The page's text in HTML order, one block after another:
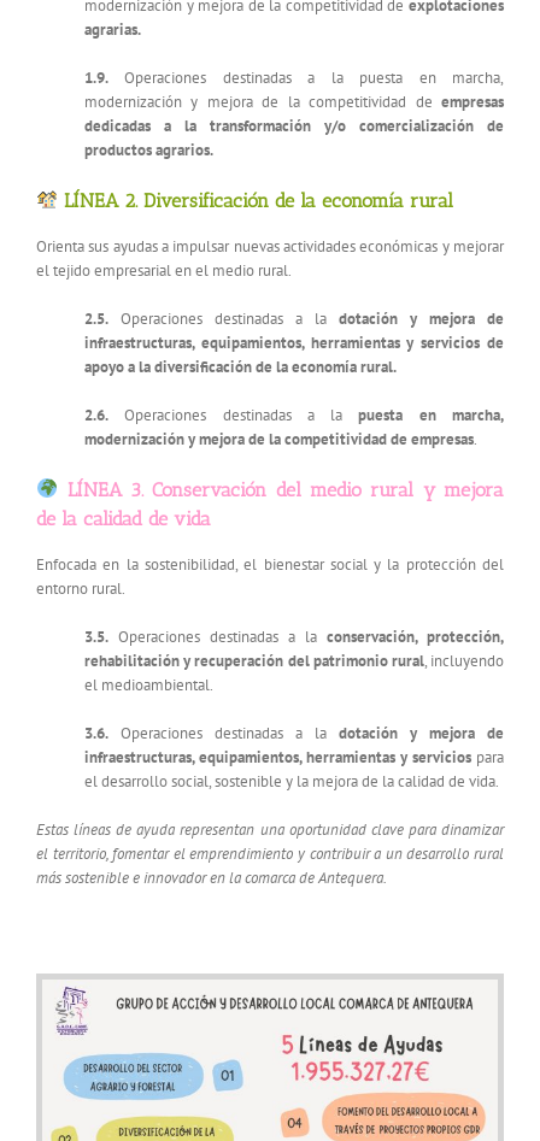
modernización y mejora de la competitividad de explotaciones
agrarias.
1.9. Operaciones destinadas a la puesta en marcha,
modernización y mejora de la competitividad de empresas
dedicadas a la transformación y/o comercialización de
productos agrarios.
LÍNEA 2. Diversificación de la economía rural
Orienta sus ayudas a impulsar nuevas actividades económicas y mejorar
el tejido empresarial en el medio rural.
2.5. Operaciones destinadas a la dotación y mejora de
infraestructuras, equipamientos, herramientas y servicios de
apoyo a la diversificación de la economía rural.
2.6. Operaciones destinadas a lapuesta en marcha,
modernización y mejora de la competitividad de empresas.
LÍNEA 3. Conservación del medio rural y mejora
de la calidad de vida
Enfocada en la sostenibilidad, el bienestar social y la protección del
entorno rural.
3.5. Operaciones destinadas a la conservación, protección,
rehabilitación y recuperación del patrimonio rural, incluyendo
el medioambiental.
3.6. Operaciones destinadas a la dotación y mejora de
infraestructuras, equipamientos, herramientas y servicios para
el desarrollo social, sostenible y la mejora de la calidad de vida.
Estas líneas de ayuda representan una oportunidad clave para dinamizar
el territorio, fomentar el emprendimiento y contribuir a un desarrollo rural
más sostenible e innovador en la comarca de Antequera.